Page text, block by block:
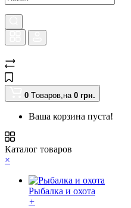
0 Tоваров,на 0 грн.
Ваша корзина пуста!
Каталог товаров
×
Рыбалка и охота
+